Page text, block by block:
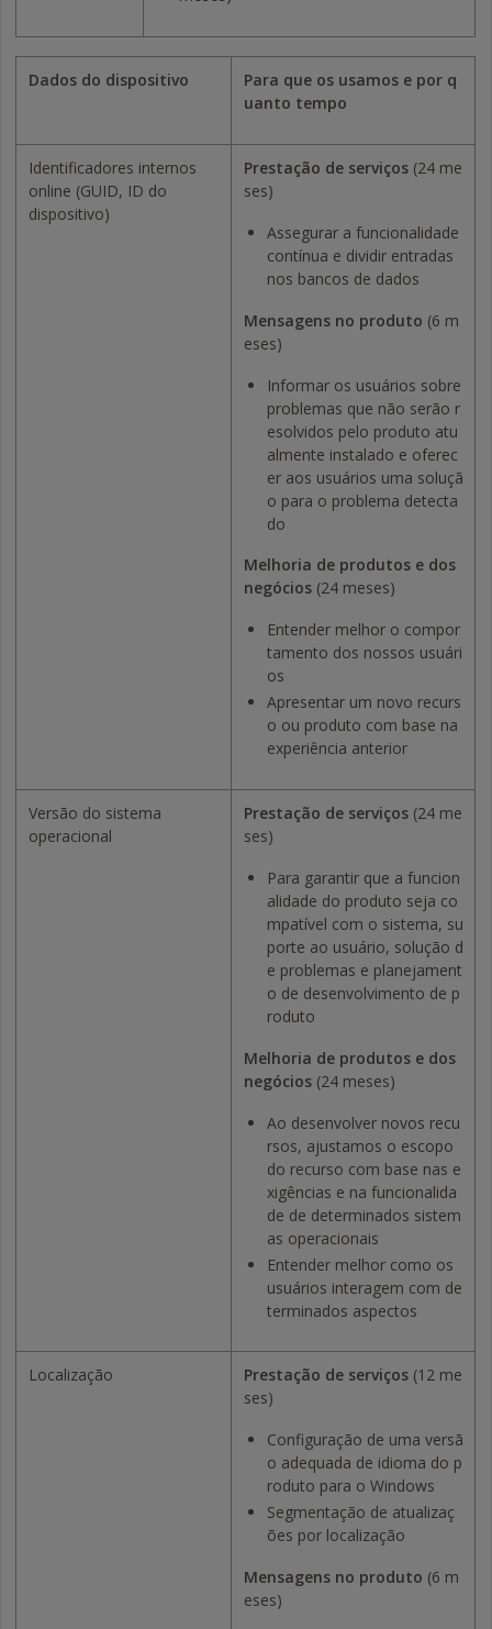
Dados do dispositivo
Para que os usamos e por q
uanto tempo
Identificadores internos
online (GUID, ID do
dispositivo)
Prestação de serviços (24 me
ses)
Assegurar a funcionalidade
contínua e dividir entradas
nos bancos de dados
Mensagens no produto (6 m
eses)
Informar os usuários sobre
problemas que não serão r
esolvidos pelo produto atu
almente instalado e oferec
er aos usuários uma soluçã
o para o problema detecta
do
Melhoria de produtos e dos
negócios(24 meses)
Entender melhor o compor
tamento dos nossos usuári
os
Apresentar um novo recurs
o ou produto com base na
experiência anterior
Versão do sistema
operacional
Prestação de serviços (24 me
ses)
Para garantir que a funcion
alidade do produto seja co
mpatível com o sistema, su
porte ao usuário, solução d
e problemas e planejament
o de desenvolvimento de p
roduto
Melhoria de produtos e dos
negócios(24 meses)
Ao desenvolver novos recu
rsos, ajustamos o escopo
do recurso com base nas e
xigências e na funcionalida
de de determinados sistem
as operacionais
Entender melhor como os
usuários interagem com de
terminados aspectos
Localização Prestação de serviços (12 me
ses)
Configuração de uma versã
o adequada de idioma do p
roduto para o Windows
Segmentação de atualizaç
ões por localização
Mensagens no produto (6 m
eses)